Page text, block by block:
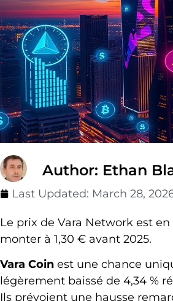
Author: Ethan
Last Updated: March 28,
Le prix de Vara Network est
monter à 1,30 € avant 2025.
Vara Coin est une chance
légèrement baissé de 4,34 %
Ils prévoient une hausse